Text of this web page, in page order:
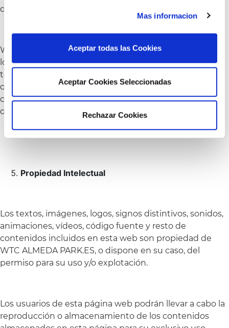
Mas informacion
Aceptar todas las Cookies
Aceptar Cookies Seleccionadas
Rechazar Cookies
destino.
WTC ALMEDA PARK.ES tampoco será responsable por
los enlaces incluidos en su página web a páginas de
terceros ajenas a WTC ALMEDA PARK.ES. Los usuarios
que utilicen estos enlaces deberán consultar las
condiciones legales expuestas en las páginas de
destino.
Propiedad Intelectual
Los textos, imágenes, logos, signos distintivos, sonidos,
animaciones, vídeos, código fuente y resto de
contenidos incluidos en esta web son propiedad de
WTC ALMEDA PARK.ES, o dispone en su caso, del
permiso para su uso y/o explotación.
Los usuarios de esta página web podrán llevar a cabo la
reproducción o almacenamiento de los contenidos